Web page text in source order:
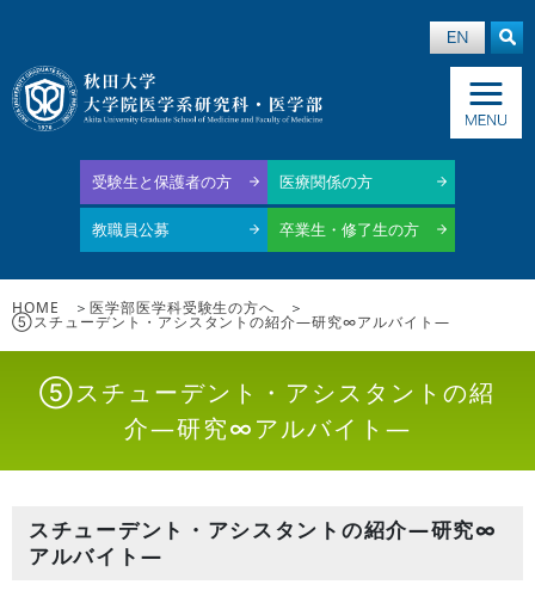
受験生と保護者の方 医療関係の方
教職員公募 卒業生・修了生の方
HOME 医学部医学科受験生の方へ
⑤スチューデント・アシスタントの紹介―研究∞アルバイト―
⑤スチューデント・アシスタントの紹
介―研究∞アルバイト―
スチューデント・アシスタントの紹介―研究∞
アルバイト―